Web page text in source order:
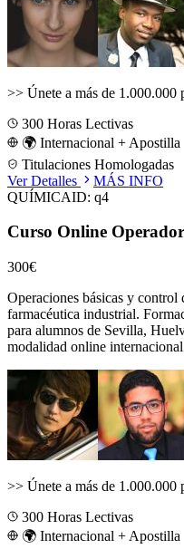
>> Únete a más de 1.000.000
300 Horas Lectivas
🌍 Internacional + Apostilla
Titulaciones Homologadas
Ver Detalles
MÁS INFO
QUÍMICAID: q4
Curso Online
300€
Operaciones básicas y control
farmacéutica industrial.
para alumnos de Sevilla,
modalidad online
>> Únete a más de 1.000.000
300 Horas Lectivas
🌍 Internacional + Apostilla